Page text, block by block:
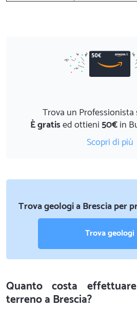
Trova un Professionista
È gratised ottieni50€in
Scopri di più
Trova geologi a Brescia per
Trova geologi
Quanto costa
terreno a Brescia?